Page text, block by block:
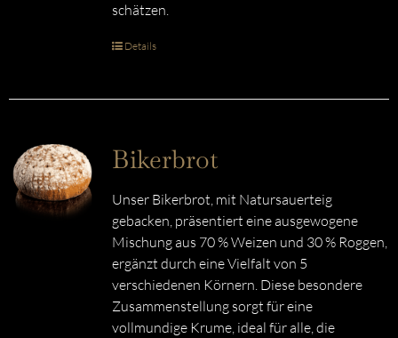
schätzen.
Details
Bikerbrot
Unser Bikerbrot, mit Natursauerteig
gebacken, präsentiert eine ausgewogene
Mischung aus 70 % Weizen und 30 % Roggen,
ergänzt durch eine Vielfalt von 5
verschiedenen Körnern. Diese besondere
Zusammenstellung sorgt für eine
vollmundige Krume, ideal für alle, die